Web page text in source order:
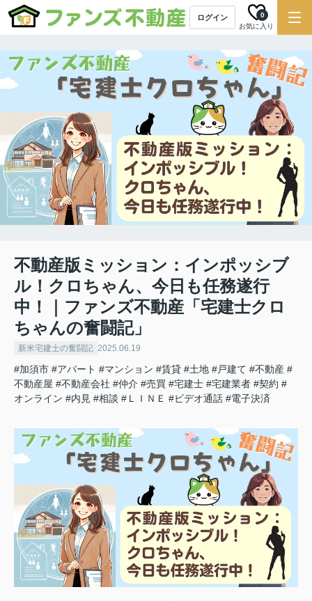
ログイン
お気に入り
0
不動産版ミッション：インポッシブ
ル！クロちゃん、今日も任務遂行
中！｜ファンズ不動産「宅建士クロ
ちゃんの奮闘記」
新米宅建士の奮闘記 2025.06.19
#加須市 #アパート #マンション #賃貸 #土地 #戸建て #不動産 #
不動産屋 #不動産会社 #仲介 #売買 #宅建士 #宅建業者 #契約 #
オンライン #内見 #相談 #ＬＩＮＥ #ビデオ通話 #電子決済